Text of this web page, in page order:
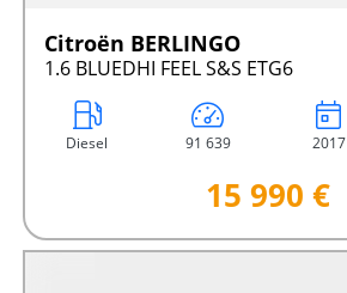
Citroën BERLINGO
1.6 BLUEDHI FEEL S&S ETG6
Diesel 91 639 2017
15 990 €